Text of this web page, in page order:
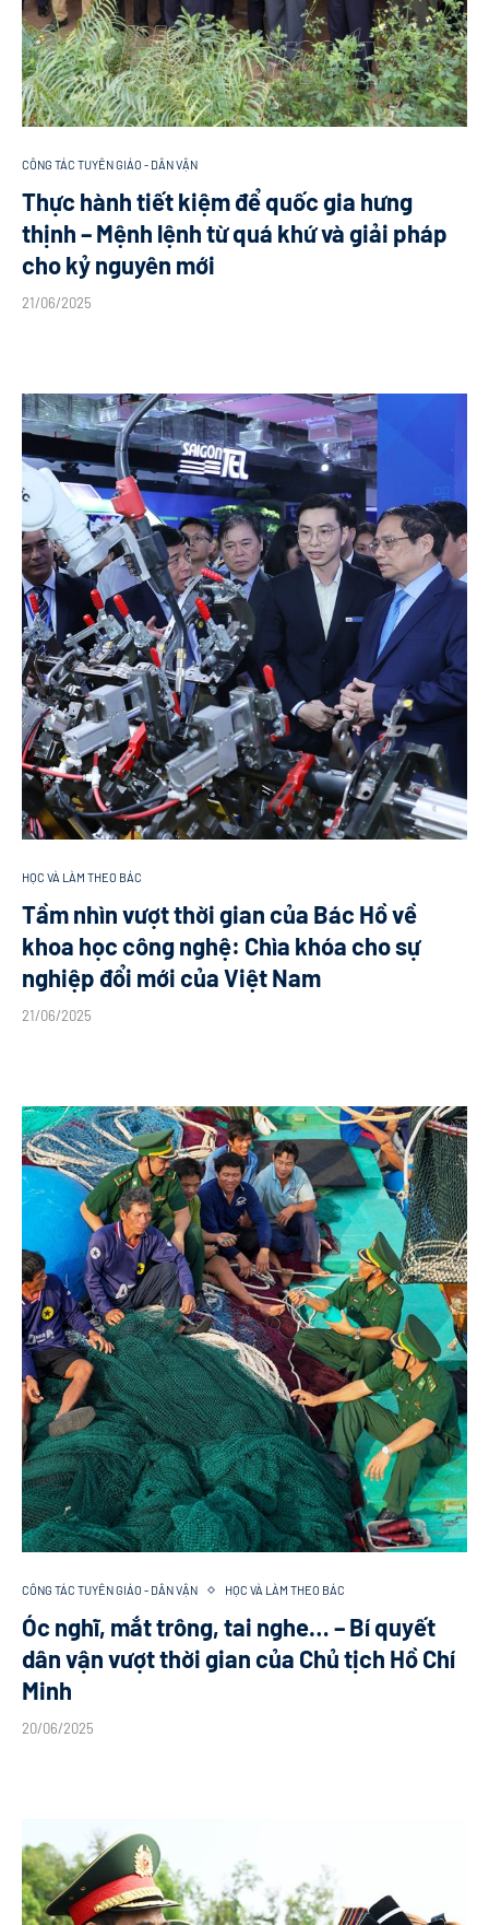
CÔNG TÁC TUYÊN GIÁO - DÂN VẬN
Thực hành tiết kiệm để quốc gia hưng
thịnh – Mệnh lệnh từ quá khứ và giải pháp
cho kỷ nguyên mới
21/06/2025
HỌC VÀ LÀM THEO BÁC
Tầm nhìn vượt thời gian của Bác Hồ về
khoa học công nghệ: Chìa khóa cho sự
nghiệp đổi mới của Việt Nam
21/06/2025
CÔNG TÁC TUYÊN GIÁO - DÂN VẬN HỌC VÀ LÀM THEO BÁC
Óc nghĩ, mắt trông, tai nghe… – Bí quyết
dân vận vượt thời gian của Chủ tịch Hồ Chí
Minh
20/06/2025